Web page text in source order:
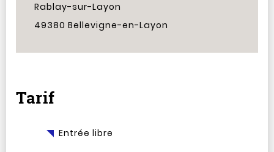
Rablay-sur-Layon
49380 Bellevigne-en-Layon
Tarif
Entrée libre